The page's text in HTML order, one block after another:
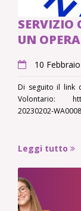
SERVIZIO
UN
10
Di seguito il link
Volontario:
20230202-
Leggi tutto